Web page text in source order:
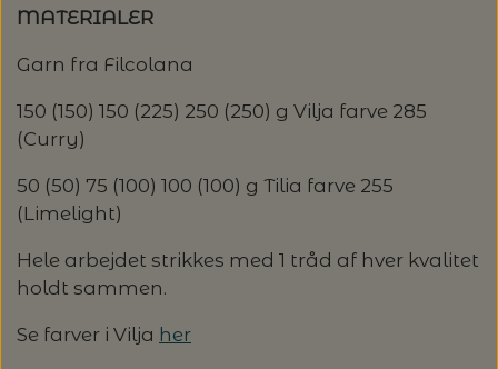
MATERIALER
Garn fra Filcolana
150 (150) 150 (225) 250 (250) g Vilja farve 285
(Curry)
50 (50) 75 (100) 100 (100) g Tilia farve 255
(Limelight)
Hele arbejdet strikkes med 1 tråd af hver kvalitet
holdt sammen.
Se farver i Vilja her